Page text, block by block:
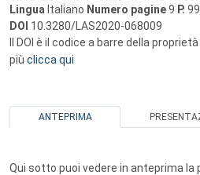
Lingua Italiano Numero pagine9 P.
DOI 10.3280/LAS2020-068009
Il DOI è il codice a barre della
più clicca qui
ANTEPRIMA
Qui sotto puoi vedere in anteprima la